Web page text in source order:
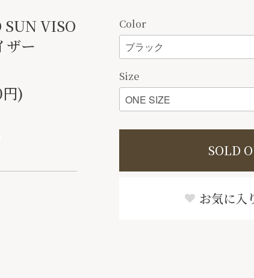
VISO
ザー
)
Color
Size
SOLD
お気に入